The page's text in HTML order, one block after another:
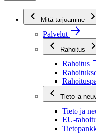
Mitä tarjoamme
Palvelut
Rahoitus
Rahoitus
Tieto ja
Tieto ja
EU-